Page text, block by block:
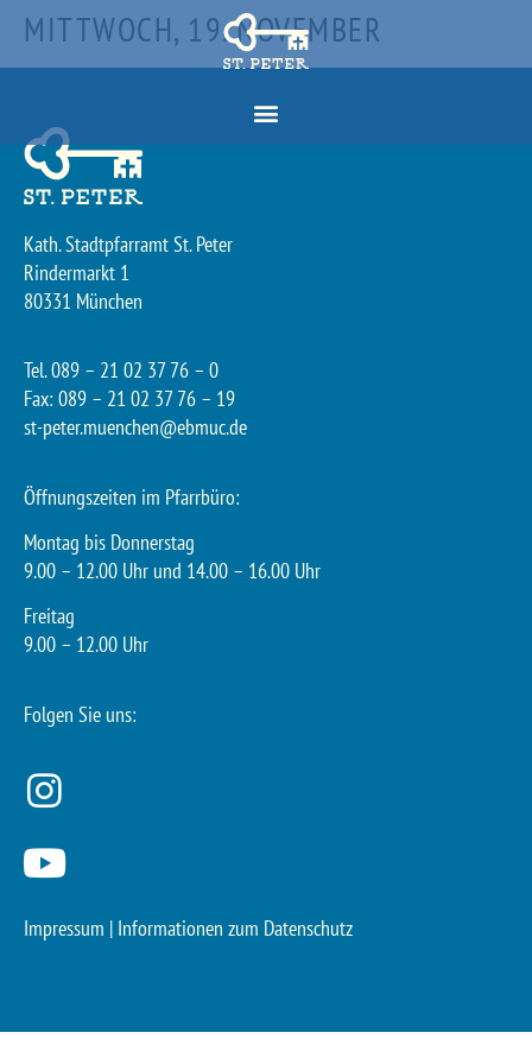
MITTWOCH, 19. NOVEMBER
Kath. Stadtpfarramt St. Peter
Rindermarkt 1
80331 München
Tel. 089 – 21 02 37 76 – 0
Fax: 089 – 21 02 37 76 – 19
st-peter.muenchen@ebmuc.de
Öffnungszeiten im Pfarrbüro:
Montag bis Donnerstag
9.00 – 12.00 Uhr und 14.00 – 16.00 Uhr
Freitag
9.00 – 12.00 Uhr
Folgen Sie uns:
Impressum | Informationen zum Datenschutz